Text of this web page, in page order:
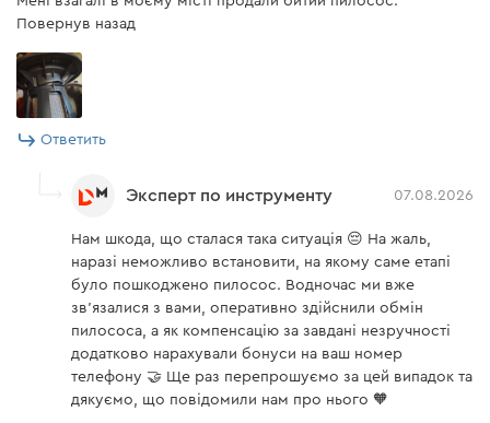
Щётка для сухой и
влажной уборки
Бумажный мешок 20 л
Инструкция есть
Колёса 4 шт.
Насадка для
труднодоступных мест
есть
Платформа под колесо 4 шт.
Повернув назад
Ответить
Эксперт по инструменту 07.08.2026
Нам шкода, що сталася така ситуація 😔 На жаль,
наразі неможливо встановити, на якому саме етапі
було пошкоджено пилосос. Водночас ми вже
зв'язалися з вами, оперативно здійснили обмін
пилососа, а як компенсацію за завдані незручності
додатково нарахували бонуси на ваш номер
телефону 🤝 Ще раз перепрошуємо за цей випадок та
дякуємо, що повідомили нам про нього 🧡